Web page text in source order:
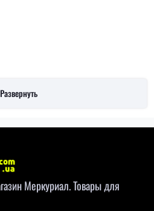
Развернуть
Меркуриал. Товары для